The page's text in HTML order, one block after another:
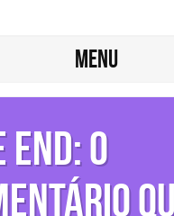
MENU
o